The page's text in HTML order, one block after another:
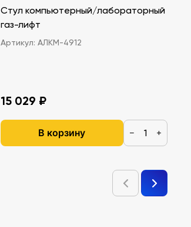
Стул компьютерный/лабораторный
газ-лифт
Артикул: АЛКМ-4912
15 029 ₽
В корзину − +